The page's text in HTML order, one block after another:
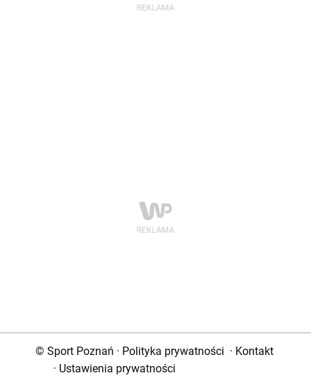
© Sport Poznań · Polityka prywatności · Kontakt
· Ustawienia prywatności